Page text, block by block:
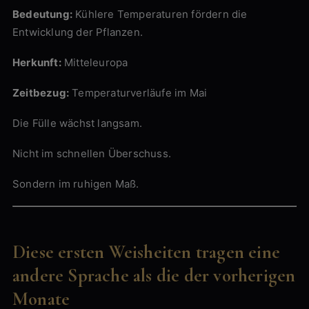
Bedeutung: Kühlere Temperaturen fördern die
Entwicklung der Pflanzen.
Herkunft:Mitteleuropa
Zeitbezug: Temperaturverläufe im Mai
Die Fülle wächst langsam.
Nicht im schnellen Überschuss.
Sondern im ruhigen Maß.
Diese ersten Weisheiten tragen eine
andere Sprache als die der vorherigen
Monate